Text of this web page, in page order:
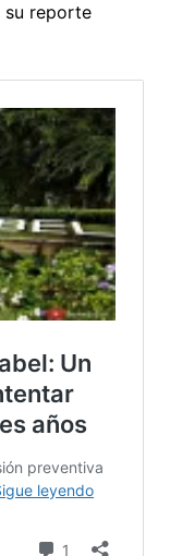
su reporte